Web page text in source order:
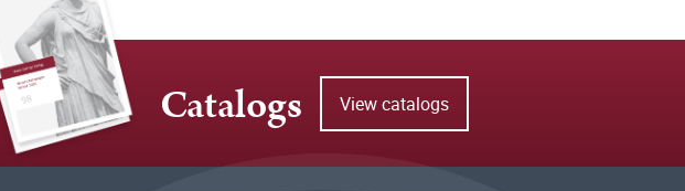
Catalogs View catalogs